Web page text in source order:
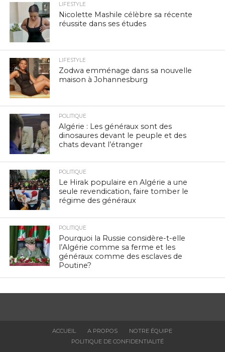
LIFESTYLE
Nicolette Mashile célèbre sa récente
réussite dans ses études
LIFESTYLE
Zodwa emménage dans sa nouvelle
maison à Johannesburg
POLITIQUE
Algérie : Les généraux sont des
dinosaures devant le peuple et des
chats devant l’étranger
POLITIQUE
Le Hirak populaire en Algérie a une
seule revendication, faire tomber le
régime des généraux
POLITIQUE
Pourquoi la Russie considère-t-elle
l’Algérie comme sa ferme et les
généraux comme des esclaves de
Poutine?
ACCUEIL A PROPOS
NOTRE ÉQUIPE
POLITIQUE DE CONFIDENTIALITÉ